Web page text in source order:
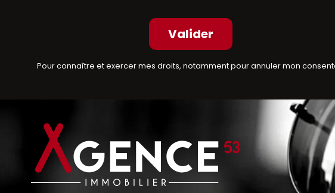
Pour connaître et exercer mes droits, notamment pour annuler mon